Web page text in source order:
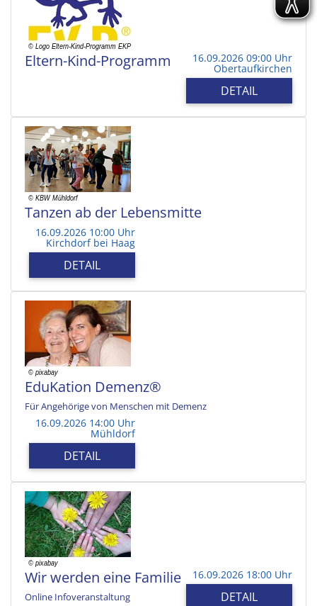
Eltern-Kind-Programm 16.09.2026 09:00 Uhr
Obertaufkirchen
DETAIL
Tanzen ab der Lebensmitte
16.09.2026 10:00 Uhr
Kirchdorf bei Haag
DETAIL
EduKation Demenz®
Für Angehörige von Menschen mit Demenz
16.09.2026 14:00 Uhr
Mühldorf
DETAIL
Wir werden eine Familie
Online Infoveranstaltung
16.09.2026 18:00 Uhr
DETAIL